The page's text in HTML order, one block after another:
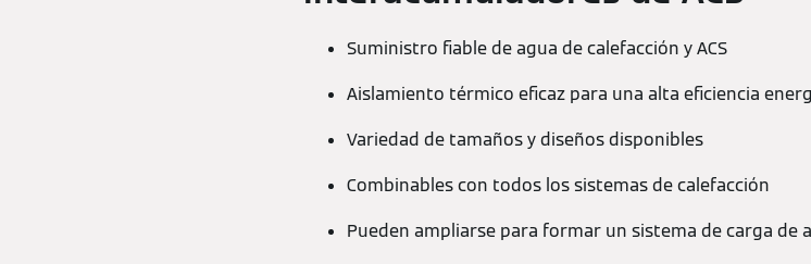
Suministro fiable de agua de calefacción y ACS
Aislamiento térmico eficaz para una alta eficiencia
Variedad de tamaños y diseños disponibles
Combinables con todos los sistemas de calefacción
Pueden ampliarse para formar un sistema de carga de